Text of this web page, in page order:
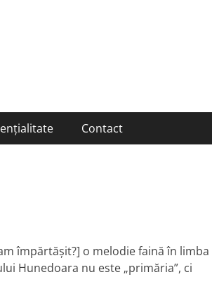
Contact
împărtăşit?] o melodie faină în limba
Hunedoara nu este „primăria”, ci